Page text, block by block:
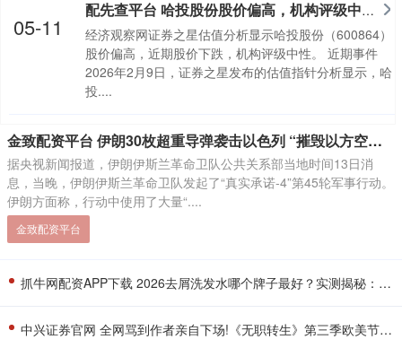
配先查平台 哈投股份股价偏高，机构评级中性，短期震荡行情
经济观察网证券之星估值分析显示哈投股份（600864）
股价偏高，近期股价下跌，机构评级中性。 近期事件
2026年2月9日，证券之星发布的估值指针分析显示，哈
投....
05-11
金致配资平台 伊朗30枚超重导弹袭击以色列 “摧毁以方空天监控系统”！美国被曝增派5000名海军陆战队
据央视新闻报道，伊朗伊斯兰革命卫队公共关系部当地时间13日消
息，当晚，伊朗伊斯兰革命卫队发起了“真实承诺-4”第45轮军事行动。
伊朗方面称，行动中使用了大量“....
金致配资平台
抓牛网配资APP下载 2026去屑洗发水哪个牌子最好？实测揭秘：止痒去头屑功效碾压
中兴证券官网 全网骂到作者亲自下场!《无职转生》第三季欧美节奏爆炸，争议根本洗不掉?